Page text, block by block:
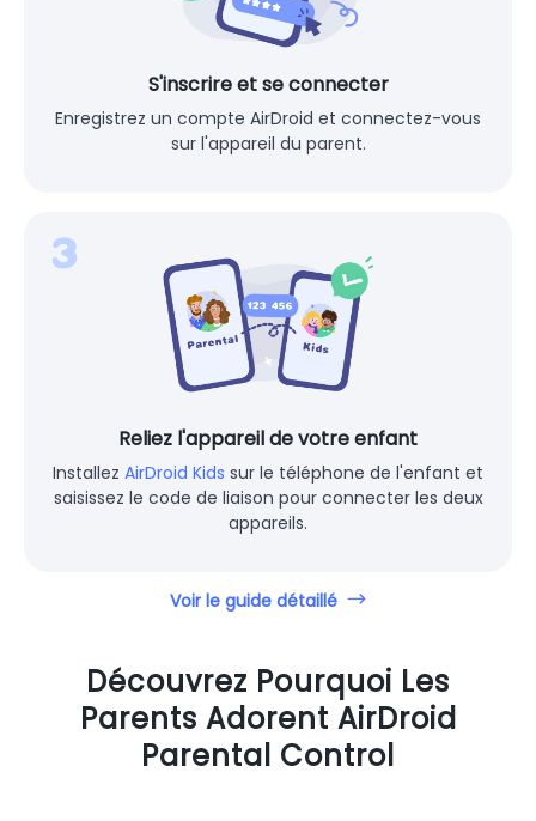
S'inscrire et se connecter
Enregistrez un compte AirDroid et connectez-vous
sur l'appareil du parent.
Reliez l'appareil de votre enfant
Installez AirDroid Kids sur le téléphone de l'enfant et
saisissez le code de liaison pour connecter les deux
appareils.
Voir le guide détaillé
Découvrez Pourquoi Les
Parents Adorent AirDroid
Parental Control